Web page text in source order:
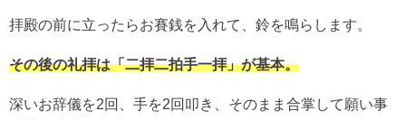
拝殿の前に立ったらお賽銭を入れて、鈴を鳴らします。
その後の礼拝は「二拝二拍手一拝」が基本。
深いお辞儀を2回、手を2回叩き、そのまま合掌して願い事